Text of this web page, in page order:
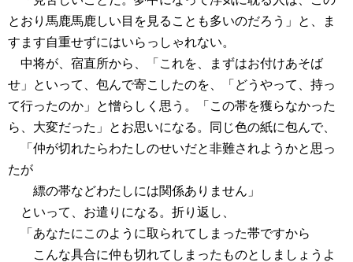
とおり馬鹿馬鹿しい目を見ることも多いのだろう」と、ま
すます自重せずにはいらっしゃれない。
中将が、宿直所から、「これを、まずはお付けあそば
せ」といって、包んで寄こしたのを、「どうやって、持っ
て行ったのか」と憎らしく思う。「この帯を獲らなかった
ら、大変だった」とお思いになる。同じ色の紙に包んで、
「仲が切れたらわたしのせいだと非難されようかと思っ
たが
縹の帯などわたしには関係ありません」
といって、お遣りになる。折り返し、
「あなたにこのように取られてしまった帯ですから
こんな具合に仲も切れてしまったものとしましょうよ